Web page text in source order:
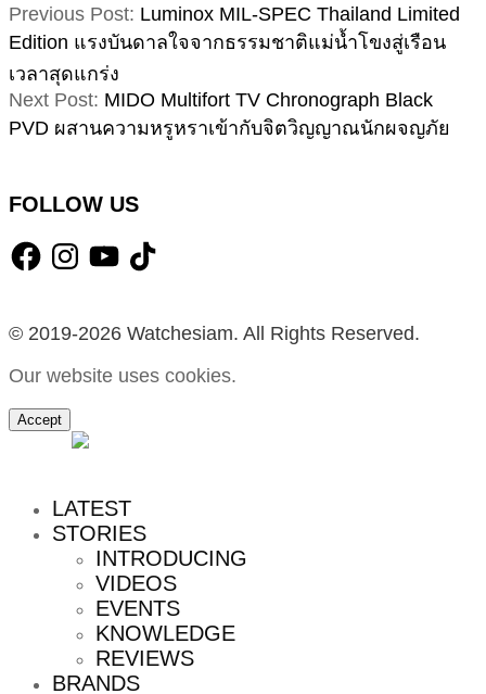
2025-
11-
Previous Post: Luminox MIL-SPEC Thailand Limited
Edition แรงบันดาลใจจากธรรมชาติแม่น้ำโขงสู่เรือน
เวลาสุดแกร่ง
Next Post: MIDO Multifort TV Chronograph Black
PVD ผสานความหรูหราเข้ากับจิตวิญญาณนักผจญภัย
FOLLOW US
FacebookInstagramYouTube
TikTok
© 2019-2026 Watchesiam. All Rights Reserved.
Our website uses cookies.
Accept
LATEST
STORIES
INTRODUCING
VIDEOS
EVENTS
KNOWLEDGE
REVIEWS
BRANDS